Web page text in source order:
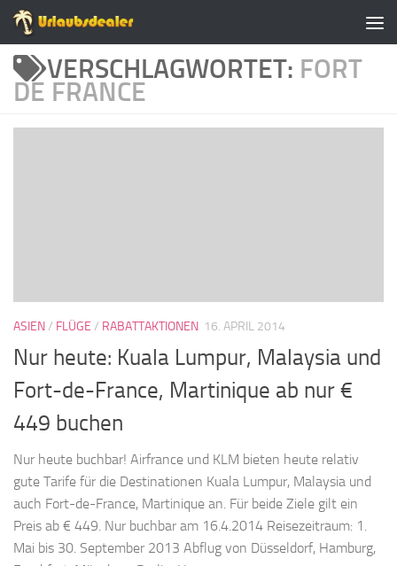
Zum Inhalt springen
VERSCHLAGWORTET: FORT
DE FRANCE
ASIEN/ FLÜGE / RABATTAKTIONEN 16. APRIL 2014
Nur heute: Kuala Lumpur, Malaysia und
Fort-de-France, Martinique ab nur €
449 buchen
Nur heute buchbar! Airfrance und KLM bieten heute relativ
gute Tarife für die Destinationen Kuala Lumpur, Malaysia und
auch Fort-de-France, Martinique an. Für beide Ziele gilt ein
Preis ab € 449. Nur buchbar am 16.4.2014 Reisezeitraum: 1.
Mai bis 30. September 2013 Abflug von Düsseldorf, Hamburg,